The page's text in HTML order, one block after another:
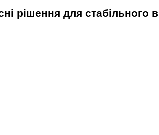
рішення для стабільного